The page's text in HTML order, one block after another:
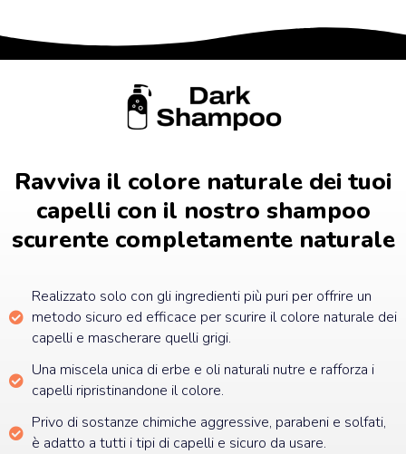
Ravviva il colore naturale dei tuoi
capelli con il nostro shampoo
scurente completamente naturale
Realizzato solo con gli ingredienti più puri per offrire un
metodo sicuro ed efficace per scurire il colore naturale dei
capelli e mascherare quelli grigi.
Una miscela unica di erbe e oli naturali nutre e rafforza i
capelli ripristinandone il colore.
Privo di sostanze chimiche aggressive, parabeni e solfati,
è adatto a tutti i tipi di capelli e sicuro da usare.